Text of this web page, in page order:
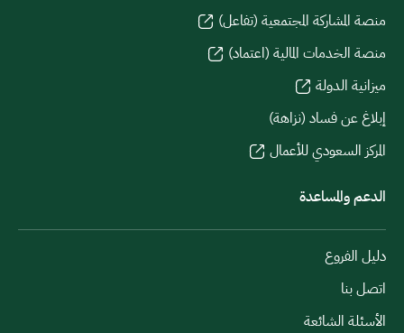
منصة المشاركة المجتمعية (تفاعل)
منصة الخدمات المالية (اعتماد)
ميزانية الدولة
إبلاغ عن فساد (نزاهة)
المركز السعودي للأعمال
الدعم والمساعدة
دليل الفروع
اتصل بنا
الأسئلة الشائعة